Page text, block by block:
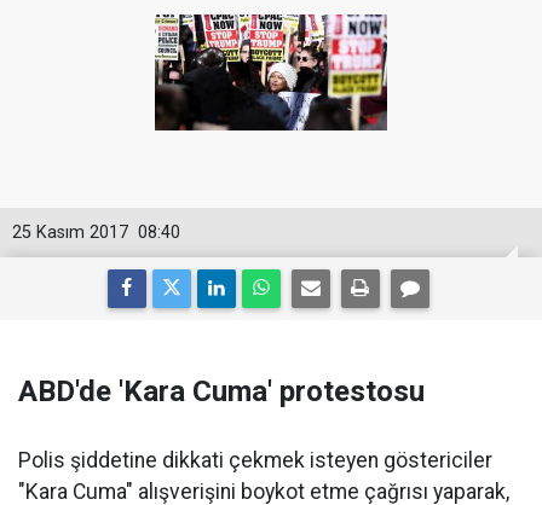
08:40
25 Kasım 2017
ABD'de 'Kara Cuma' protestosu
Polis şiddetine dikkati çekmek isteyen göstericiler
"Kara Cuma" alışverişini boykot etme çağrısı yaparak,